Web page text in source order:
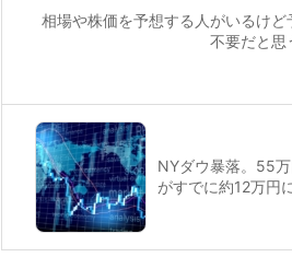
相場や株価を予想する人がいるけど
不要だと思
NYダウ暴落。55
がすでに約12万円